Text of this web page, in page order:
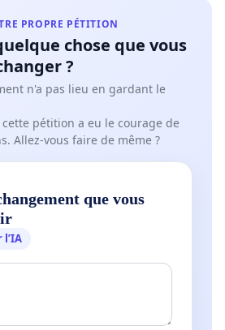
PROPRE PÉTITION
chose que vous
?
n'a pas lieu en gardant le
cette pétition a eu le courage de
Allez-vous faire de même ?
que vous
l’IA